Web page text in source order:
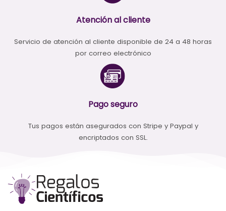
Atención al cliente
Servicio de atención al cliente disponible de 24 a 48 horas
por correo electrónico
Pago seguro
Tus pagos están asegurados con Stripe y Paypal y
encriptados con SSL.